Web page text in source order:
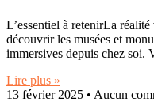
L’essentiel à retenirLa
découvrir les musées et
immersives depuis chez soi.
Lire plus »
13 février 2025
Aucun